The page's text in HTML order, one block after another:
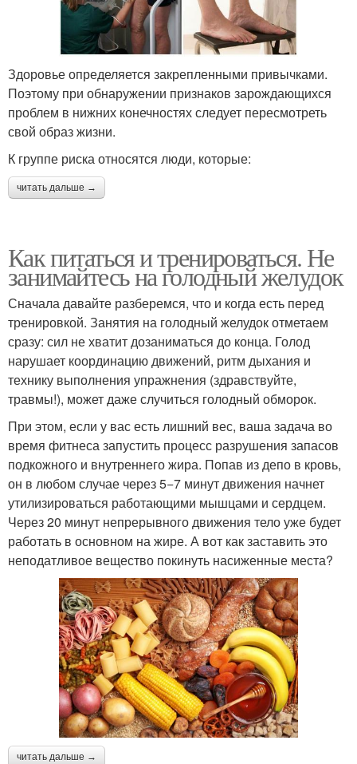
Здоровье определяется закрепленными привычками.
Поэтому при обнаружении признаков зарождающихся
проблем в нижних конечностях следует пересмотреть
свой образ жизни.
К группе риска относятся люди, которые:
читать дальше →
Как питаться и тренироваться. Не
занимайтесь на голодный желудок
Сначала давайте разберемся, что и когда есть перед
тренировкой. Занятия на голодный желудок отметаем
сразу: сил не хватит дозаниматься до конца. Голод
нарушает координацию движений, ритм дыхания и
технику выполнения упражнения (здравствуйте,
травмы!), может даже случиться голодный обморок.
При этом, если у вас есть лишний вес, ваша задача во
время фитнеса запустить процесс разрушения запасов
подкожного и внутреннего жира. Попав из депо в кровь,
он в любом случае через 5−7 минут движения начнет
утилизироваться работающими мышцами и сердцем.
Через 20 минут непрерывного движения тело уже будет
работать в основном на жире. А вот как заставить это
неподатливое вещество покинуть насиженные места?
читать дальше →